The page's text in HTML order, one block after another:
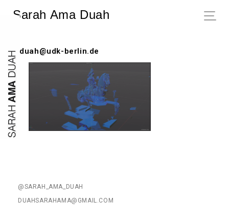
Sarah Ama Duah
s.duah@udk-berlin.de
@SARAH_AMA_DUAH
DUAHSARAHAMA@GMAIL.COM